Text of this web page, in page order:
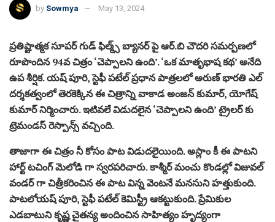
by Sowmya May 13, 2024
ప్రతిష్టాత్మక సూపర్ గుడ్ ఫిల్మ్స్ బ్యానర్ పై ఆర్.బి చౌదరి సమర్పణలో
రూపొందిన 94వ చిత్రం ‘చెప్పాలని ఉంది’. ‘ఒక మాతృభాష కథ’ అనేది
ఉప శీర్షిక. యష్ పూరి, స్టెఫీ పటేల్ ప్రధాన పాత్రలలో అరుణ్ భారతి ఎల్
దర్శకత్వంలో తెరకెక్కిన ఈ చిత్రాన్ని వాకాడ అంజన్ కుమార్, యోగేష్
కుమార్ నిర్మించారు. ఇటివలే విడుదలైన ‘చెప్పాలని ఉంది’ ట్రైలర్ కు
ట్రెమండస్ రెస్పాన్స్ వచ్చింది.
తాజాగా ఈ చిత్రం నీ కోసం పాట విడుదలైయింది. అస్లాం కీ ఈ పాటని
హార్ట్ టచింగ్ మెలోడి గా స్వరపరిచారు. కాశ్మీర్ మంచు కొండల్లో విజువల్
వండర్ గా చిత్రీకరించిన ఈ పాట విన్న వెంటనే మనసుని హత్తుకుంది.
పాటలోయష్ పూరి, స్టెఫీ పటేల్ కెమిస్ట్రీ ఆకట్టుకుంది. ప్రేమికుల
ఎడబాటుని కృష్ణ చైతన్య అందించిన సాహిత్యం హృద్యంగా